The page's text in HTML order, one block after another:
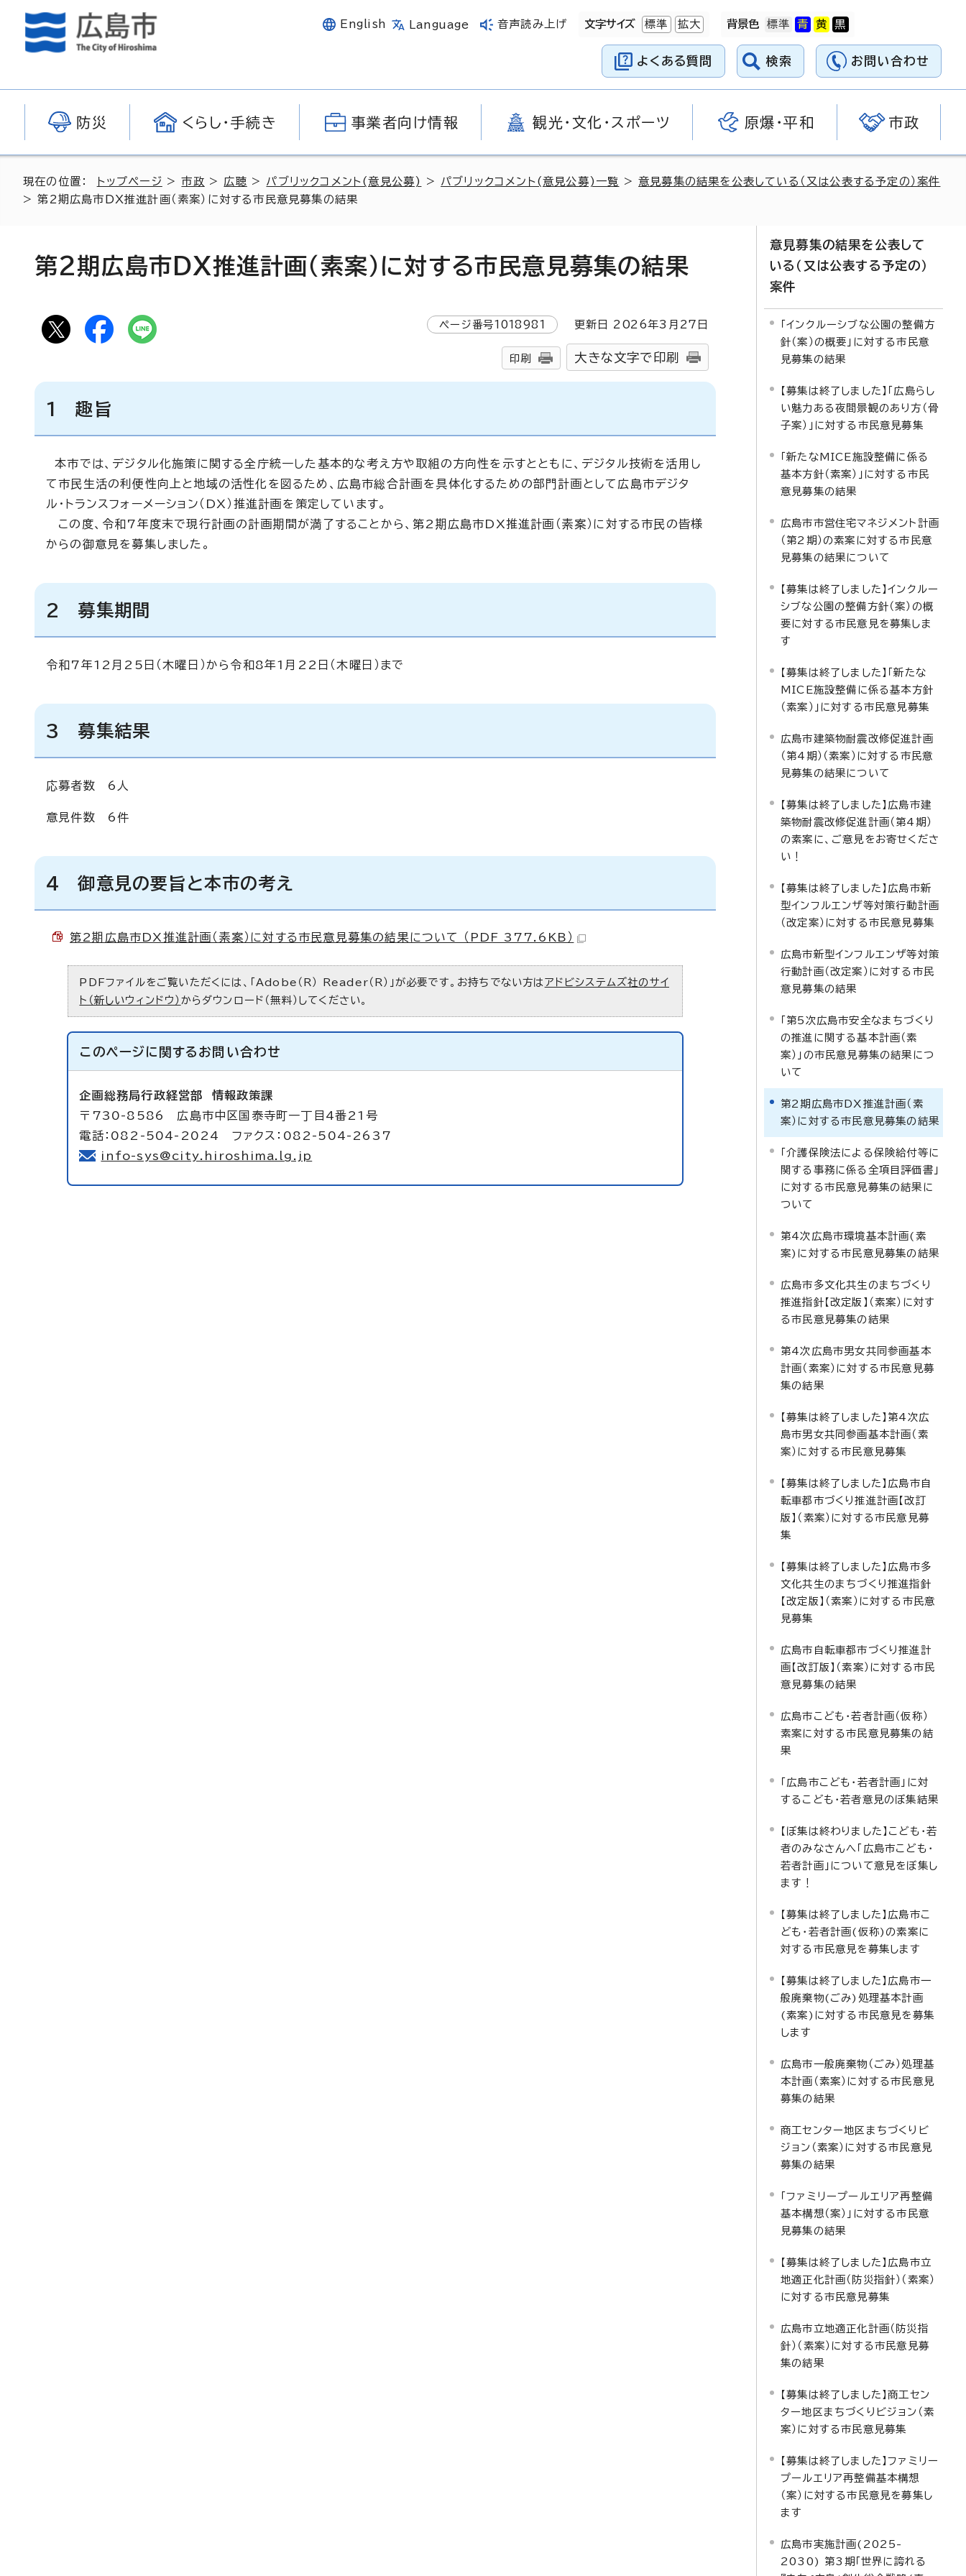
English Language 音声読み上げ 文字サイズ 標準 拡大 背景色
よくある質問 検索 お問い合わせ
防災 くらし・手続き 事業者向け情報 観光・文化・スポーツ 原爆・平和 市政
現在の位置： トップページ >市政 > 広聴 > パブリックコメント(意見公募) > パブリックコメント(意見公募)一覧 >意見募集の結果を公表している（又は公表する予定の）案件
> 第2期広島市DX推進計画（素案）に対する市民意見募集の結果
第2期広島市DX推進計画（素案）に対する市民意見募集の結果
ページ番号1018981 更新日 2026年3月 27 日
印刷 大きな文字で印刷
1 趣旨
本市では、デジタル化施策に関する全庁統一した基本的な考え方や取組の方向性を示すとともに、デジタル技術を活用し
て市民生活の利便性向上と地域の活性化を図るため、広島市総合計画を具体化するための部門計画として広島市デジタ
ル・トランスフォーメーション（DX）推進計画を策定しています。
この度、令和7年度末で現行計画の計画期間が満了することから、第2期広島市DX推進計画（素案）に対する市民の皆様
からの御意見を募集しました。
2 募集期間
令和7年12月25日（木曜日）から令和8年1月22日（木曜日）まで
3 募集結果
応募者数 6人
意見件数 6件
4 御意見の要旨と本市の考え
第2期広島市DX推進計画（素案）に対する市民意見募集の結果について （PDF 377.6KB）
PDFファイルをご覧いただくには、「Adobe（R） Reader（R）」が必要です。お持ちでない方は アドビシステムズ社のサイ
ト（新しいウィンドウ） からダウンロード（無料）してください。
このページに関する お問い合わせ
企画総務局行政経営部 情報政策課
〒730-8586 広島市中区国泰寺町一丁目4番21号
電話：082-504-2024 ファクス：082-504-2637
info-sys@city.hiroshima.lg.jp
意見募集の結果を公表して
いる（又は公表する予定の）
案件
「インクルーシブな公園の整備方
針（案）の概要」に対する市民意
見募集の結果
【募集は終了しました】「広島らし
い魅力ある夜間景観のあり方（骨
子案）」に対する市民意見募集
「新たなMICE施設整備に係る
基本方針（素案）」に対する市民
意見募集の結果
広島市市営住宅マネジメント計画
（第2期）の素案に対する市民意
見募集の結果について
【募集は終了しました】インクルー
シブな公園の整備方針（案）の概
要に対する市民意見を募集しま
す
【募集は終了しました】「新たな
MICE施設整備に係る基本方針
（素案）」に対する市民意見募集
広島市建築物耐震改修促進計画
（第4期）（素案）に対する市民意
見募集の結果について
【募集は終了しました】広島市建
築物耐震改修促進計画（第4期）
の素案に、ご意見をお寄せくださ
い！
【募集は終了しました】広島市新
型インフルエンザ等対策行動計画
（改定案）に対する市民意見募集
広島市新型インフルエンザ等対策
行動計画（改定案）に対する市民
意見募集の結果
「第5次広島市安全なまちづくり
の推進に関する基本計画（素
案）」の市民意見募集の結果につ
いて
第2期広島市DX推進計画（素
案）に対する市民意見募集の結果
「介護保険法による保険給付等に
関する事務に係る全項目評価書」
に対する市民意見募集の結果に
ついて
第4次広島市環境基本計画(素
案)に対する市民意見募集の結果
広島市多文化共生のまちづくり
推進指針【改定版】（素案）に対す
る市民意見募集の結果
第4次広島市男女共同参画基本
計画（素案）に対する市民意見募
集の結果
【募集は終了しました】第4次広
島市男女共同参画基本計画（素
案）に対する市民意見募集
【募集は終了しました】広島市自
転車都市づくり推進計画【改訂
版】（素案）に対する市民意見募
集
【募集は終了しました】広島市多
文化共生のまちづくり推進指針
【改定版】（素案）に対する市民意
見募集
広島市自転車都市づくり推進計
画【改訂版】（素案）に対する市民
意見募集の結果
広島市こども・若者計画（仮称）
素案に対する市民意見募集の結
果
「広島市こども・若者計画」に対
するこども・若者意見のぼ集結果
【ぼ集は終わりました】こども・若
者のみなさんへ「広島市こども・
若者計画」について意見をぼ集し
ます！
【募集は終了しました】広島市こ
ども・若者計画(仮称)の素案に
対する市民意見を募集します
【募集は終了しました】広島市一
般廃棄物(ごみ)処理基本計画
(素案)に対する市民意見を募集
します
広島市一般廃棄物（ごみ）処理基
本計画（素案）に対する市民意見
募集の結果
商工センター地区まちづくりビ
ジョン（素案）に対する市民意見
募集の結果
「ファミリープールエリア再整備
基本構想（案）」に対する市民意
見募集の結果
【募集は終了しました】広島市立
地適正化計画（防災指針）（素案）
に対する市民意見募集
広島市立地適正化計画（防災指
針）（素案）に対する市民意見募
集の結果
【募集は終了しました】商工セン
ター地区まちづくりビジョン（素
案）に対する市民意見募集
【募集は終了しました】ファミリー
プールエリア再整備基本構想
（案）に対する市民意見を募集し
ます
広島市実施計画(2025-
2030) 第3期「世界に誇れる